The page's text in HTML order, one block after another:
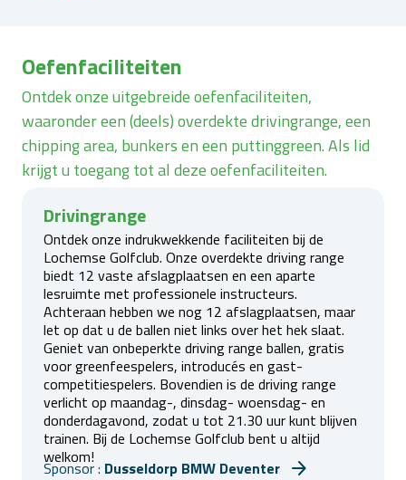
Oefenfaciliteiten
Ontdek onze uitgebreide oefenfaciliteiten,
waaronder een (deels) overdekte drivingrange, een
chipping area, bunkers en een puttinggreen. Als lid
krijgt u toegang tot al deze oefenfaciliteiten.
Drivingrange
Ontdek onze indrukwekkende faciliteiten bij de
Lochemse Golfclub. Onze overdekte driving range
biedt 12 vaste afslagplaatsen en een aparte
lesruimte met professionele instructeurs.
Achteraan hebben we nog 12 afslagplaatsen, maar
let op dat u de ballen niet links over het hek slaat.
Geniet van onbeperkte driving range ballen, gratis
voor greenfeespelers, introducés en gast-
competitiespelers. Bovendien is de driving range
verlicht op maandag-, dinsdag- woensdag- en
donderdagavond, zodat u tot 21.30 uur kunt blijven
trainen. Bij de Lochemse Golfclub bent u altijd
welkom!
Sponsor : Dusseldorp BMW Deventer